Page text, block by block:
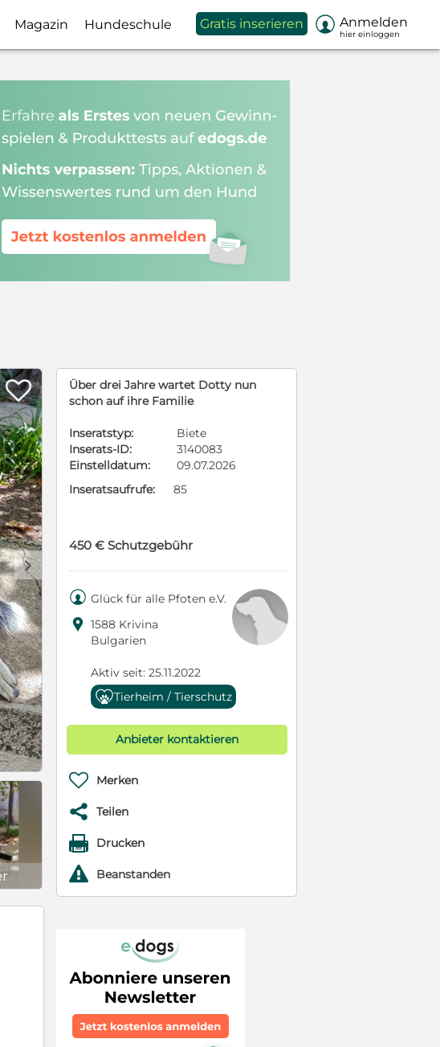
Magazin Hundeschule Gratis inserieren  Anmelden
hier einloggen

d
Über drei Jahre wartet Dotty nun
schon auf ihre Familie
Inseratstyp:
Biete
Inserats-ID:
3140083
Einstelldatum:
09.07.2026
Inseratsaufrufe:
85
450 € Schutzgebühr
 Glück für alle Pfoten e.V.
 1588 Krivina
Bulgarien
Aktiv seit: 25.11.2022
Tierheim / Tierschutz
Anbieter kontaktieren
 Merken
 Teilen
 Drucken
r Beanstanden